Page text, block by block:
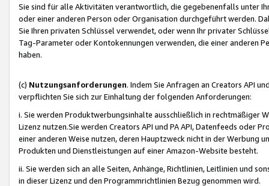
Sie sind für alle Aktivitäten verantwortlich, die gegebenenfalls unter
oder einer anderen Person oder Organisation durchgeführt werden.
Sie Ihren privaten Schlüssel verwendet, oder wenn Ihr privater
Tag-Parameter oder Kontokennungen verwenden, die einer anderen
haben.
(c) Nutzungsanforderungen. Indem Sie Anfragen an Creators API
verpflichten Sie sich zur Einhaltung der folgenden Anforderungen:
i. Sie werden Produktwerbungsinhalte ausschließlich in rechtmäßiger
Lizenz nutzen.Sie werden Creators API und PA API, Datenfeeds oder
einer anderen Weise nutzen, deren Hauptzweck nicht in der Werbung
Produkten und Dienstleistungen auf einer Amazon-Website besteht.
ii. Sie werden sich an alle Seiten, Anhänge, Richtlinien, Leitlinien und
in dieser Lizenz und den Programmrichtlinien Bezug genommen wird.